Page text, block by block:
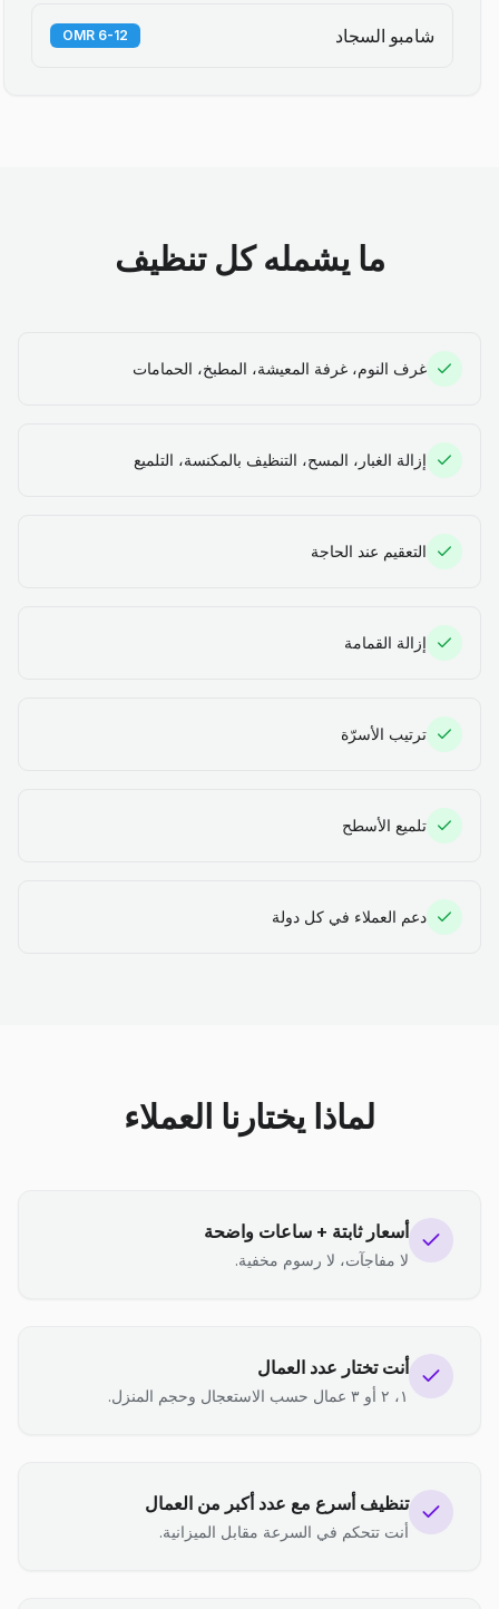
شامبو السجاد 6-12 OMR
ما يشمله كل تنظيف
غرف النوم، غرفة المعيشة، المطبخ، الحمامات
إزالة الغبار، المسح، التنظيف بالمكنسة، التلميع
التعقيم عند الحاجة
إزالة القمامة
ترتيب الأسرّة
تلميع الأسطح
دعم العملاء في كل دولة
لماذا يختارنا العملاء
أسعار ثابتة + ساعات واضحة
لا مفاجآت، لا رسوم مخفية.
أنت تختار عدد العمال
١، ٢ أو ٣ عمال حسب الاستعجال وحجم المنزل.
تنظيف أسرع مع عدد أكبر من العمال
أنت تتحكم في السرعة مقابل الميزانية.